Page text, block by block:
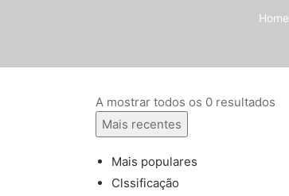
Home
A mostrar todos os 0 resultados
Mais recentes
Mais populares
Clssificação